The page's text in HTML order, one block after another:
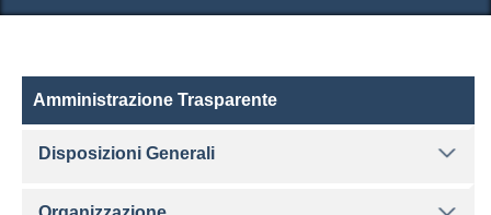
Amministrazione Trasparente
Amministrazione Trasparente
Disposizioni Generali